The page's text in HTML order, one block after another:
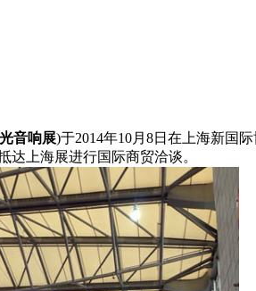
光音响展)于2014年10月8日在上海新国
上海展进行国际商贸洽谈。